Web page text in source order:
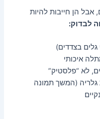
אבל הן חייבות להיות
לבדוק:
בצדדים)
איכותי
לא “פלסטיק”
(המשך תמונה